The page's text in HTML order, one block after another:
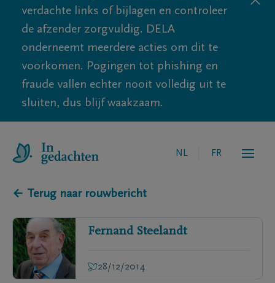
verdachte links of bijlagen en controleer
de afzender zorgvuldig. DELA
onderneemt meerdere acties om dit te
voorkomen. Pogingen tot phishing en
fraude vallen echter nooit volledig uit te
sluiten, dus blijf waakzaam.
NL FR
← Terug naar rouwbericht
Fernand Steelandt
28/12/2014